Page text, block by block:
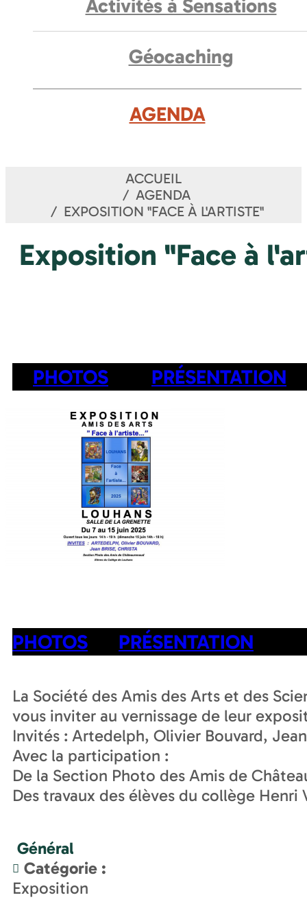
Activités à Sensations
Géocaching
AGENDA
ACCUEIL
AGENDA
EXPOSITION "FACE À L'ARTISTE"
Exposition "Face à
PHOTOS PRÉSENTATION
PHOTOS PRÉSENTATION
La Société des Amis des Arts et des
vous inviter au vernissage de leur
Invités : Artedelph, Olivier Bouvard,
Avec la participation :
De la Section Photo des Amis de
Des travaux des élèves du collège Henri
Général
Catégorie :
Exposition